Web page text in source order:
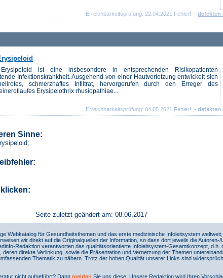
Erreichbarkeitsprüfung: 22.04.2021 Fehler! - defekten
ist eine insbesondere in entsprechenden Risikopatienten
Infektionskrankheit. Ausgehend von einer Hautverletzung entwickelt sich
schmerzhaftes Infiltrat, hervorgerufen durch den Erreger des
Erysipelothrix rhusiopathiae...
Erreichbarkeitsprüfung: 04.05.2021 Fehler! - defekten
Sinne:
Seite zuletzt geändert am: 08.06.2017
Webkatalog für Gesundheitsthemen und das erste medizinische Infoleitsystem
wir direkt auf die Originalquellen der Information, so dass dort jeweils die
Redaktion verantworten das qualitätsorientierte Infoleitsystem-Gesamtkonzept, d.h.
direkte Verlinkung, sowie die Präsentation und Vernetzung der Themen
Thematik zu nähern. Trotz der hohen Qualität unserer Links sind
nicht aufgeführt? Dann melden Sie uns diese. Unsere Redaktion wird Ihren